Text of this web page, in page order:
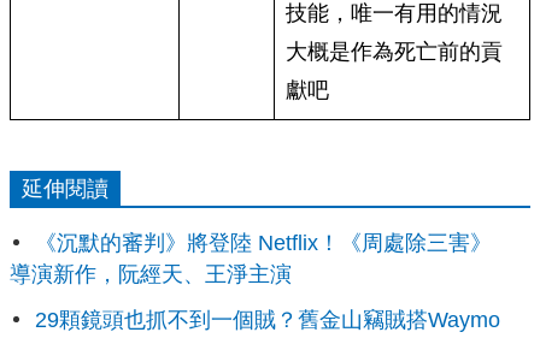
技能，唯一有用的情況
大概是作為死亡前的貢
獻吧
延伸閱讀
《沉默的審判》將登陸 Netflix！《周處除三害》
導演新作，阮經天、王淨主演
29顆鏡頭也抓不到一個賊？舊金山竊賊搭Waymo